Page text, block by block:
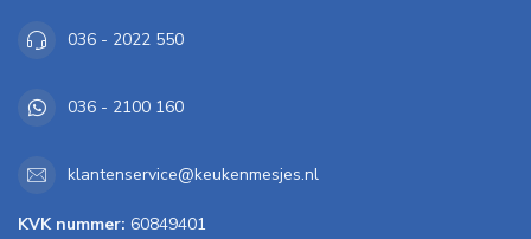
036 - 2022 550
036 - 2100 160
klantenservice@keukenmesjes.nl
KVK nummer: 60849401